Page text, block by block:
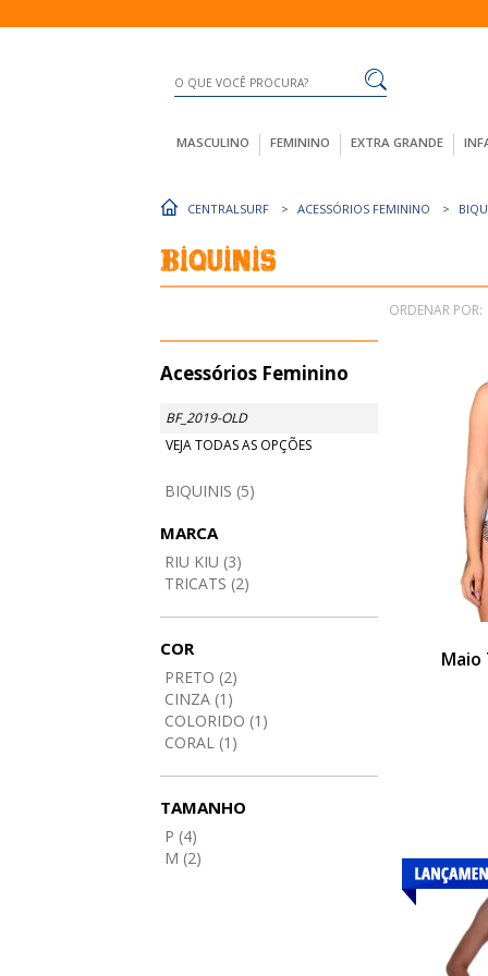
MASCULINO FEMININO EXTRA GRANDE
CENTRALSURF ACESSÓRIOS FEMININO
Biquinis
Acessórios Feminino
BF_2019-OLD
VEJA TODAS AS OPÇÕES
BIQUINIS (5)
MARCA
RIU KIU (3)
TRICATS (2)
COR
PRETO (2)
CINZA (1)
COLORIDO (1)
CORAL (1)
TAMANHO
P (4)
M (2)
ORDENAR POR:
Maio